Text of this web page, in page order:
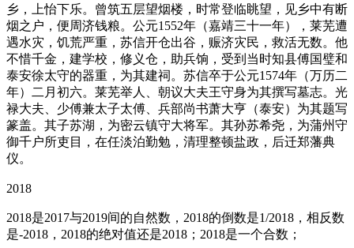
乡，上怡下乐。曾筑五层望烟楼，时常登临眺望，见乡中有断
烟之户，便周济钱粮。公元1552年（嘉靖三十一年），莱芜遭
遇水灾，饥荒严重，苏信开仓出谷，赈济灾民，救活无数。他
不惜千金，建学校，修义仓，助兵饷，受到当时知县傅国璧和
泰安徐太守的器重，为其建祠。苏信卒于公元1574年（万历二
年）二月初六。莱芜举人、朝议大夫王守身为其撰写墓志。光
禄大夫、少傅兼太子太傅、兵部尚书萧大亨（泰安）为其题写
篆盖。其子苏湖，为密云镇守大将军。其孙苏希尧，为蒲州守
御千户所吏目，在任淡泊勤勉，清理整顿盐政，后迁郑藩典
仪。
2018
2018是2017与2019间的自然数，2018的倒数是1/2018，相反数
是-2018，2018的绝对值还是2018；2018是一个合数；